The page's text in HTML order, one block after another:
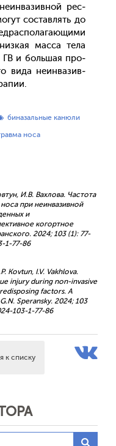
рес­
сос­тавлять до
мас­са те­ла
ГВ и боль­шая про­
ви­да не­ин­ва­зив­
биназальные канюли
носа
И.В. Вахлова. Частота
при неинвазивной
и
когортное
2024; 103 (1): 77-
1-77-86
Kovtun, I.V. Vakhlova.
injury during non-invasive
factors. A
Speransky. 2024; 103
103-1-77-86
к списку